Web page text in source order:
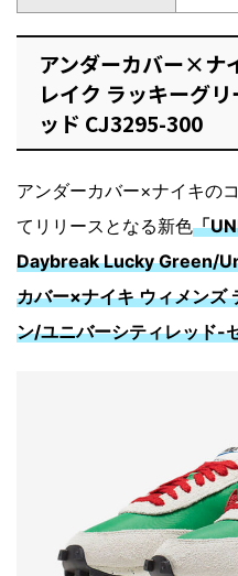
アンダーカバー×ナ
レイク ラッキーグ
ッド CJ3295-300
アンダーカバー×ナイキの
てリリースとなる新色「
Daybreak Lucky Green/
カバー×ナイキ ウィメンズ
ン/ユニバーシティレッド